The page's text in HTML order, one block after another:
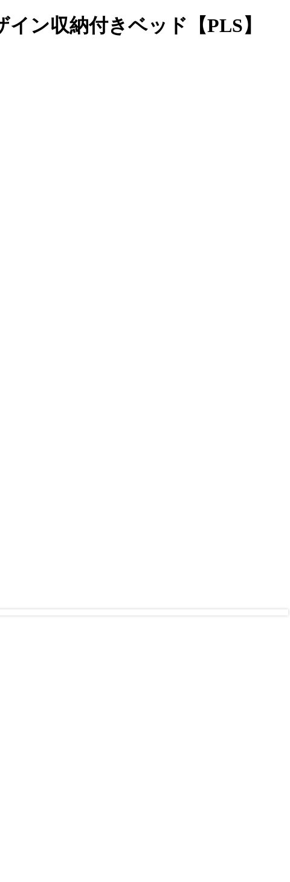
ン収納付きベッド【PLS】